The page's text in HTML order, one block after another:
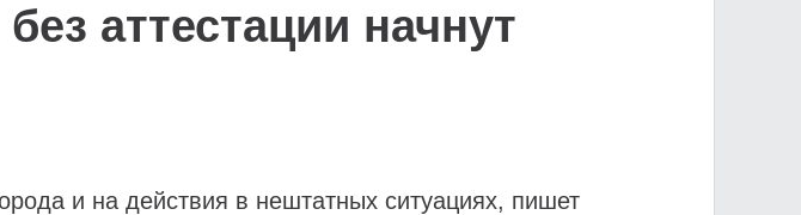
аттестации начнут
и на действия в нештатных ситуациях, пишет